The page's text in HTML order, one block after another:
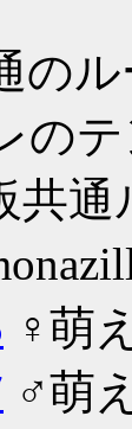
の
の
共通
♀萌
♂萌